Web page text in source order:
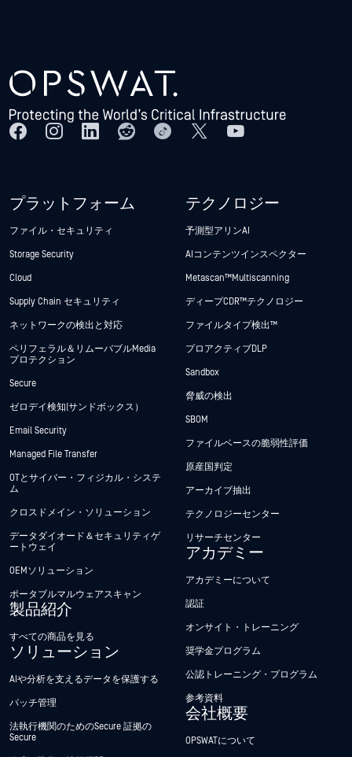
プラットフォーム
ファイル・セキュリティ
Storage Security
Cloud
Supply Chain セキュリティ
ネットワークの検出と対応
ペリフェラル＆リムーバブルMedia
プロテクション
Secure
ゼロデイ検知(サンドボックス）
Email Security
Managed File Transfer
OTとサイバー・フィジカル・システ
ム
クロスドメイン・ソリューション
データダイオード＆セキュリティゲ
ートウェイ
OEMソリューション
ポータブルマルウェアスキャン
製品紹介
すべての商品を見る
ソリューション
AIや分析を支えるデータを保護する
パッチ管理
法執行機関のためのSecure 証拠の
Secure
テクノロジー
予測型アリンAI
AIコンテンツインスペクター
Metascan™ Multiscanning
ディープCDR™テクノロジー
ファイルタイプ検出™
プロアクティブDLP
Sandbox
脅威の検出
SBOM
ファイルベースの脆弱性評価
原産国判定
アーカイブ抽出
テクノロジーセンター
リサーチセンター
アカデミー
アカデミーについて
認証
オンサイト・トレーニング
奨学金プログラム
公認トレーニング・プログラム
参考資料
会社概要
OPSWATについて